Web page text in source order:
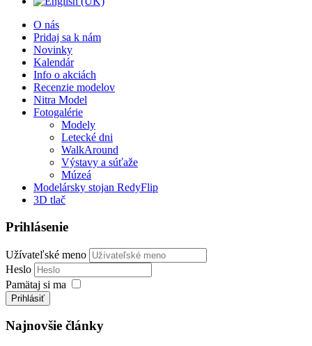
O nás
Pridaj sa k nám
Novinky
Kalendár
Info o akciách
Recenzie modelov
Nitra Model
Fotogalérie
Modely
Letecké dni
WalkAround
Výstavy a súťaže
Múzeá
Modelársky stojan RedyFlip
3D tlač
Prihlásenie
Užívateľské meno
Heslo
Pamätaj si ma
Prihlásiť
Najnovšie články